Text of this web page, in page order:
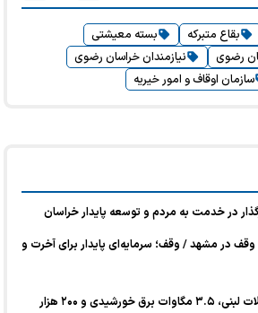
بقاع متبرکه
بسته معیشتی
رضوی
نیازمندان خراسان رضوی
سازمان اوقاف و امور خیریه
در خدمت به مردم و توسعه پایدار خراسان
در مشهد / وقف؛ سرمایه‌ای پایدار برای آخرت و
تولید ۶۹۰۰ تن محصولات لبنی، ۳.۵ مگاوات برق خورشیدی و ۲۰۰ هزار